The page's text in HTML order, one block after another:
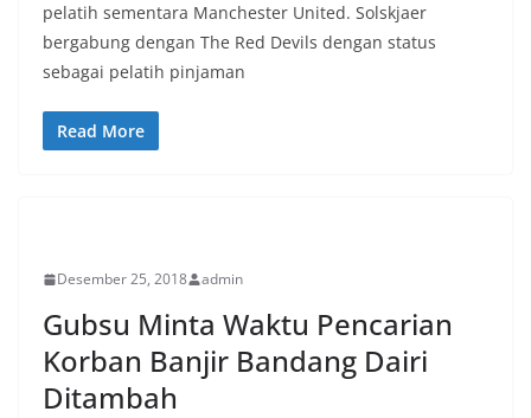
pelatih sementara Manchester United. Solskjaer
bergabung dengan The Red Devils dengan status
sebagai pelatih pinjaman
Read More
Desember 25, 2018 admin
Gubsu Minta Waktu Pencarian
Korban Banjir Bandang Dairi
Ditambah